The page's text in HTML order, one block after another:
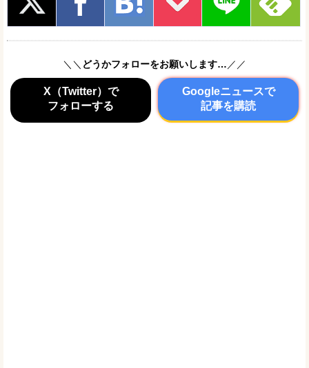
＼＼ どうかフォローをお願いします… ／／
X（Twitter）で
フォローする
Googleニュースで
記事を購読